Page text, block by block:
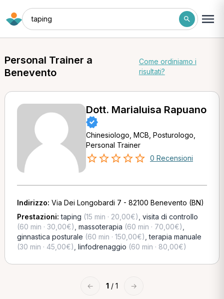
taping
Personal Trainer a
Benevento
Come ordiniamo i
risultati?
Dott. Marialuisa Rapuano
Chinesiologo, MCB, Posturologo,
Personal Trainer
0 Recensioni
Indirizzo: Via Dei Longobardi 7 - 82100 Benevento (BN)
Prestazioni:taping (15 min · 20,00€) visita di controllo
(60 min · 30,00€) massoterapia (60 min · 70,00€)
ginnastica posturale (60 min · 150,00€) ,terapia manuale
(30 min · 45,00€) linfodrenaggio (60 min · 80,00€)
← 1 / 1 →